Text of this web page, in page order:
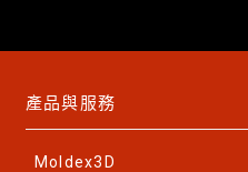
產品與服務
Moldex3D